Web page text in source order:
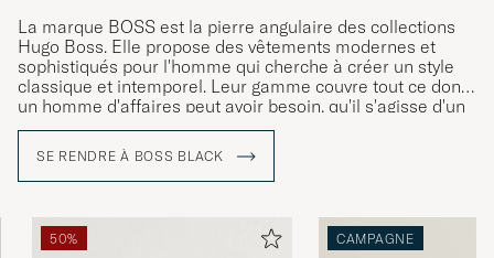
La marque BOSS est la pierre angulaire des collections
Hugo Boss. Elle propose des vêtements modernes et
sophistiqués pour l'homme qui cherche à créer un style
classique et intemporel. Leur gamme couvre tout ce dont
un homme d'affaires peut avoir besoin, qu'il s'agisse d'un
costume classique pour le bureau, d'un smoking pour les
dîners de gala ou de vêtements plus décontractés pour
les loisirs.
SE RENDRE À BOSS BLACK
50% CAMPAGNE